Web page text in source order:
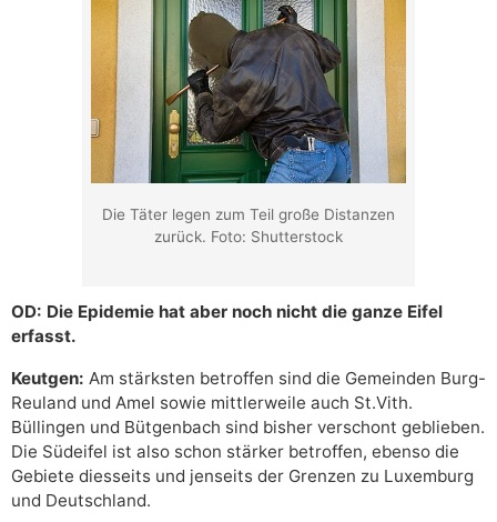
Die Täter legen zum Teil große Distanzen
zurück. Foto: Shutterstock
OD: Die Epidemie hat aber noch nicht die ganze Eifel
erfasst.
Keutgen: Am stärksten betroffen sind die Gemeinden Burg-
Reuland und Amel sowie mittlerweile auch St.Vith.
Büllingen und Bütgenbach sind bisher verschont geblieben.
Die Südeifel ist also schon stärker betroffen, ebenso die
Gebiete diesseits und jenseits der Grenzen zu Luxemburg
und Deutschland.